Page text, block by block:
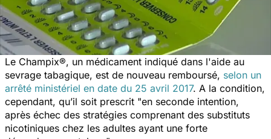
Le Champix®, un médicament indiqué dans l'aide au
sevrage tabagique, est de nouveau remboursé, selon un
arrêté ministériel en date du 25 avril 2017. A la condition,
cependant, qu’il soit prescrit "en seconde intention,
après échec des stratégies comprenant des substituts
nicotiniques chez les adultes ayant une forte